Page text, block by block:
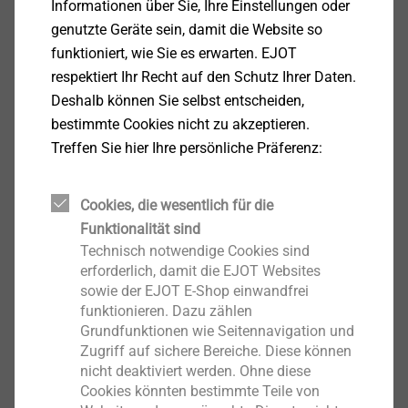
CAD & Mehr
Thermoplaste
Informationen über Sie, Ihre Einstellungen oder
genutzte Geräte sein, damit die Website so
funktioniert, wie Sie es erwarten. EJOT
respektiert Ihr Recht auf den Schutz Ihrer Daten.
Deshalb können Sie selbst entscheiden,
bestimmte Cookies nicht zu akzeptieren.
Treffen Sie hier Ihre persönliche Präferenz:
Cookies, die wesentlich für die
Funktionalität sind
Technisch notwendige Cookies sind
erforderlich, damit die EJOT Websites
sowie der EJOT E-Shop einwandfrei
funktionieren. Dazu zählen
Grundfunktionen wie Seitennavigation und
Zugriff auf sichere Bereiche. Diese können
nicht deaktiviert werden. Ohne diese
Cookies könnten bestimmte Teile von